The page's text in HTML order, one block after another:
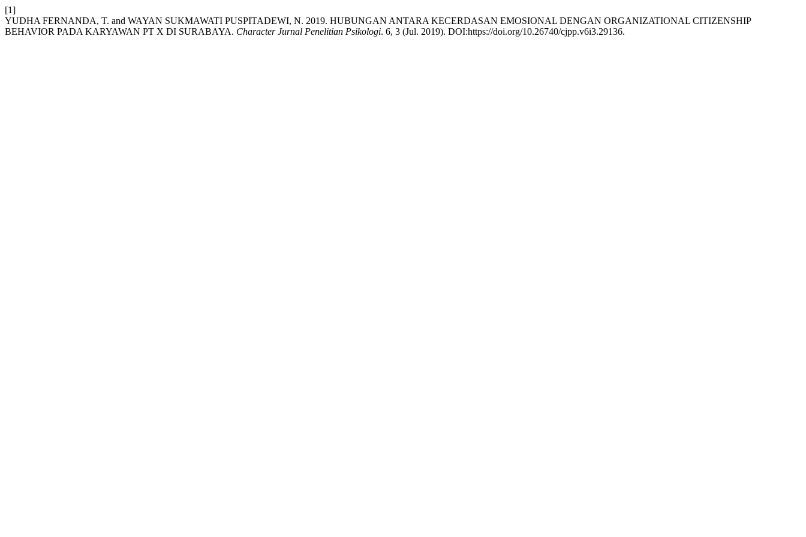
[1]
YUDHA FERNANDA, T. and WAYAN SUKMAWATI PUSPITADEWI, N. 2019. HUBUNGAN ANTARA KECERDASAN EMOSIONAL DENGAN ORGANIZATIONAL CITIZENSHIP
BEHAVIOR PADA KARYAWAN PT X DI SURABAYA. Character Jurnal Penelitian Psikologi. 6, 3 (Jul. 2019). DOI:https://doi.org/10.26740/cjpp.v6i3.29136.